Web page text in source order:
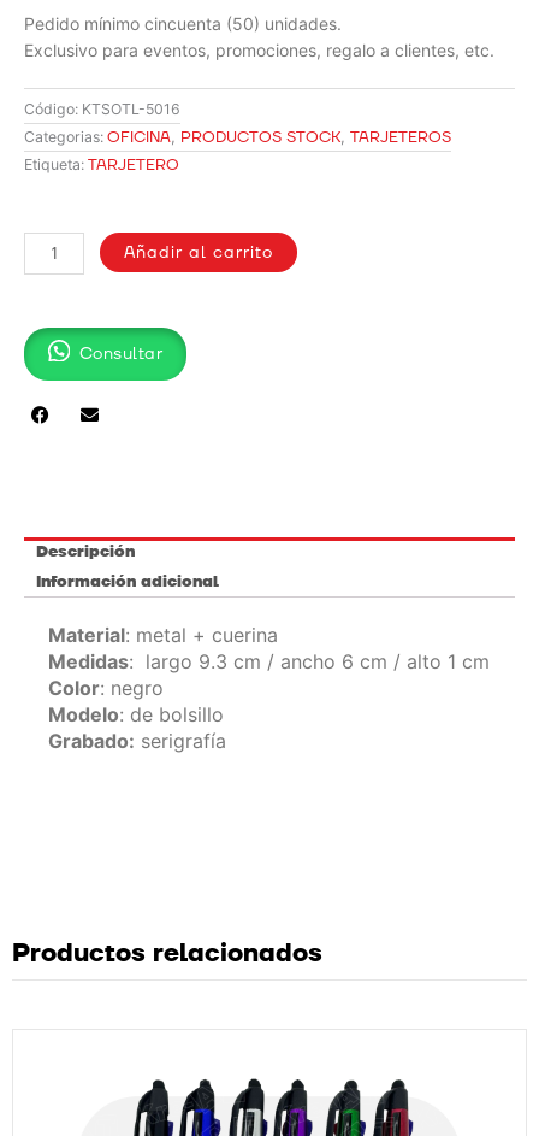
Pedido mínimo cincuenta (50) unidades.
Exclusivo para eventos, promociones, regalo a clientes, etc.
Código: KTSOTL-5016
Categorias: OFICINA, PRODUCTOS STOCK, TARJETEROS
Etiqueta: TARJETERO
5016
Añadir al carrito
Consultar
Descripción
Información adicional
Material: metal + cuerina
Medidas: largo 9.3 cm / ancho 6 cm / alto 1 cm
Color: negro
Modelo: de bolsillo
Grabado: serigrafía
Productos relacionados